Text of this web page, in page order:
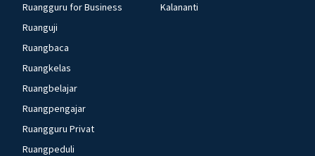
Ruangguru for Business
Ruanguji
Ruangbaca
Ruangkelas
Ruangbelajar
Ruangpengajar
Ruangguru Privat
Ruangpeduli
Kalananti